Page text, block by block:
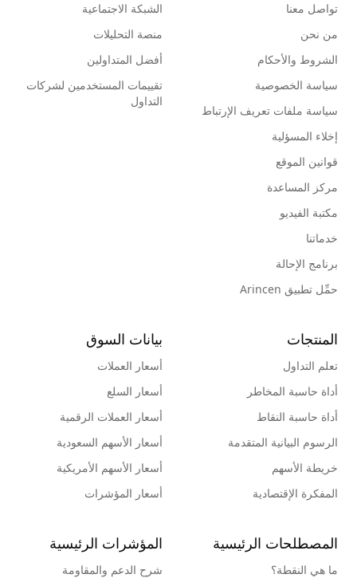
تواصل معنا
من نحن
الشروط والأحكام
سياسة الخصوصية
سياسة ملفات تعريف الإرتباط
إخلاء المسؤلية
قوانين الموقع
مركز المساعدة
مكتبة الفيديو
خدماتنا
برنامج الإحالة
حمِّل تطبيق Arincen
الشبكة الاجتماعية
منصة التحليلات
أفضل المتداولين
تقييمات المستخدمين لشركات
التداول
المنتجات
تعلم التداول
أداة حاسبة المخاطر
أداة حاسبة النقاط
الرسوم البيانية المتقدمة
خريطة الأسهم
المفكرة الإقتصادية
بيانات السوق
أسعار العملات
أسعار السلع
أسعار العملات الرقمية
أسعار الأسهم السعودية
أسعار الأسهم الأمريكية
أسعار المؤشرات
المصطلحات الرئيسية
ما هي النقطة؟
المؤشرات الرئيسية
شرح الدعم والمقاومة